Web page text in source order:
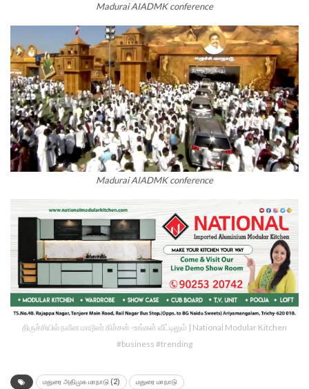
Madurai AIADMK conference
Madurai AIADMK conference
திருச்சியில் நவீன மாடூலர் கிச்சன் -உங்கள் வீட்டிலும் | National Modular Kitchen
#business #trending
மதுரை அதிமுக மாநாடு (2) மதுரை மாநாடு